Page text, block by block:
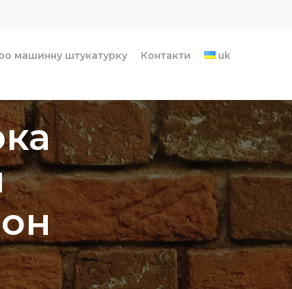
машинну штукатурку Контакти uk